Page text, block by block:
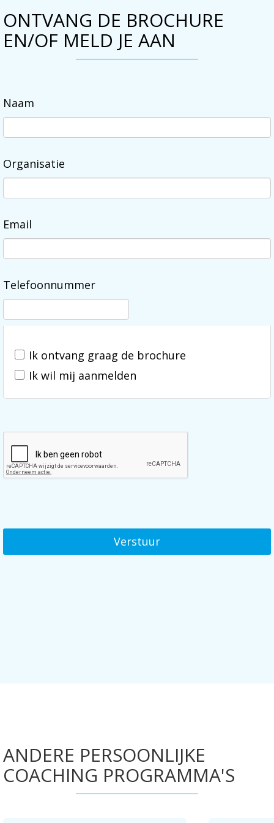
ONTVANG DE BROCHURE
EN/OF MELD JE AAN
Naam
Organisatie
Email
Telefoonnummer
Ik ontvang graag de brochure
Ik wil mij aanmelden
Verstuur
ANDERE PERSOONLIJKE
COACHING PROGRAMMA'S